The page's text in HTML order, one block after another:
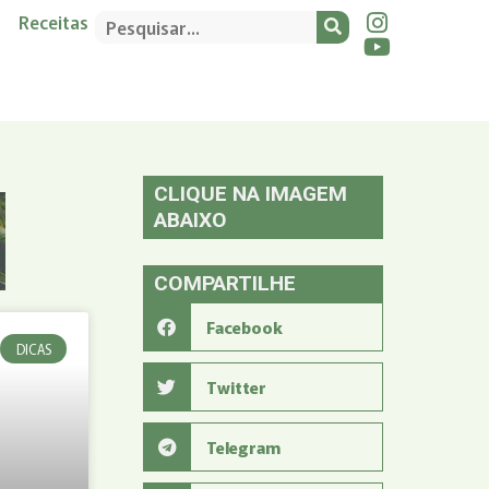
Receitas
DICAS
CLIQUE NA IMAGEM
ABAIXO
COMPARTILHE
Facebook
Twitter
Telegram